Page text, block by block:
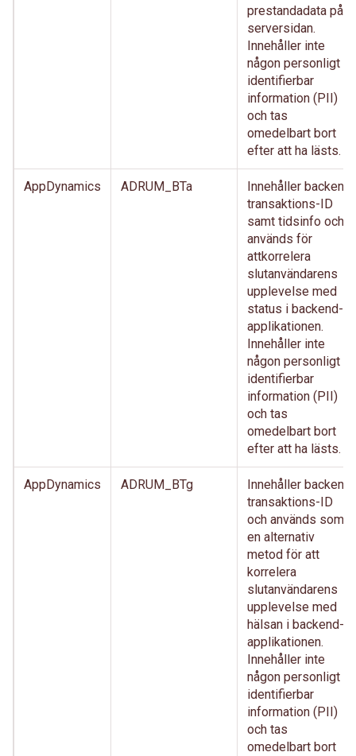
prestandadata på
serversidan.
Innehåller inte
någon personligt
identifierbar
information (PII)
och tas
omedelbart bort
efter att ha lästs.
AppDynamics ADRUM_BTa
Innehåller backend
transaktions-ID
samt tidsinfo och
används för
attkorrelera
slutanvändarens
upplevelse med
status i backend-
applikationen.
Innehåller inte
någon personligt
identifierbar
information (PII)
och tas
omedelbart bort
efter att ha lästs.
AppDynamics ADRUM_BTg
Innehåller backend
transaktions-ID
och används som
en alternativ
metod för att
korrelera
slutanvändarens
upplevelse med
hälsan i backend-
applikationen.
Innehåller inte
någon personligt
identifierbar
information (PII)
och tas
omedelbart bort